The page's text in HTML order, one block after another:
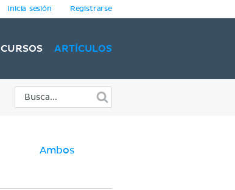
Inicia sesión Registrarse
CURSOS ARTÍCULOS
Ambos